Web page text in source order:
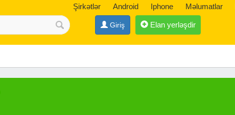
Şirkətlər Android Iphone Məlumatlar
Giriş Elan yerləşdir